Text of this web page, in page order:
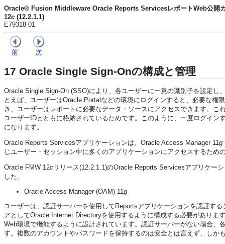
Oracle® Fusion Middleware Oracle Reports ServicesレポートWeb公開
12c (12.2.1.1)
E79318-01
前 次
17 Oracle Single Sign-Onの構成と管理
Oracle Single Sign-On (SSO)により、各ユーザーに一意の識別子を設定
とえば、ユーザーはOracle Portalなどの環境にログインすると、必要な
き、ユーザーはレポートに必要なデータ・ソースにアクセスできます。
ユーザーIDとともに格納されているためです。このように、一度ログイ
になります。
Oracle Reports Servicesアプリケーションは、Oracle Access Manager 11g
じユーザー・セッション中に多くのアプリケーションにアクセスするため
Oracle FMW 12c リリース(12.2.1.1)のOracle Reports Servicesアプリケー
した。
Oracle Access Manager (OAM) 11g
ユーザーは、認証サーバーを使用してReportsアプリケーションを認証す
アとしてOracle Internet Directoryを使用するように構成する必要があり
Web環境で機能するように設計されています。認証サーバーがない場合
す。複数のアカウントやパスワードを保持するのは安全とは言えず、しか